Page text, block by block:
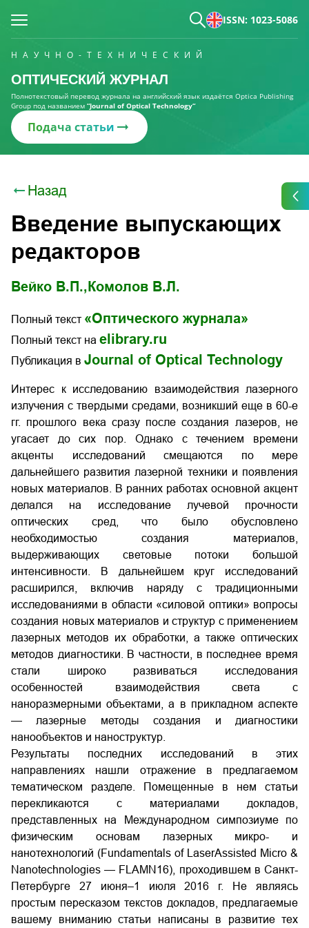
ISSN: 1023-5086
НАУЧНО-ТЕХНИЧЕСКИЙ
ОПТИЧЕСКИЙ ЖУРНАЛ
Полнотекстовый перевод журнала на английский язык издаётся Optica Publishing
Group под названием “Journal of Optical Technology“
Подача статьи
Назад
Введение выпускающих
редакторов
Вейко В.П., Комолов В.Л.
Полный текст «Оптического журнала»
Полный текст на elibrary.ru
Публикация в Journal of Optical Technology
Интерес к исследованию взаимодействия лазерного
излучения с твердыми средами, возникший еще в 60-е
гг. прошлого века сразу после создания лазеров, не
угасает до сих пор. Однако с течением времени
акценты исследований смещаются по мере
дальнейшего развития лазерной техники и появления
новых материалов. В ранних работах основной акцент
делался на исследование лучевой прочности
оптических сред, что было обусловлено
необходимостью создания материалов,
выдерживающих световые потоки большой
интенсивности. В дальнейшем круг исследований
расширился, включив наряду с традиционными
исследованиями в области «силовой оптики» вопросы
создания новых материалов и структур с применением
лазерных методов их обработки, а также оптических
методов диагностики. В частности, в последнее время
стали широко развиваться исследования
особенностей взаимодействия света с
наноразмерными объектами, а в прикладном аспекте
— лазерные методы создания и диагностики
нанообъектов и наноструктур.
Результаты последних исследований в этих
направлениях нашли отражение в предлагаемом
тематическом разделе. Помещенные в нем статьи
перекликаются с материалами докладов,
представленных на Международном симпозиуме по
физическим основам лазерных микро- и
нанотехнологий (Fundamentals of LaserAssisted Micro &
Nanotechnologies — FLAMN16), проходившем в Санкт-
Петербурге 27 июня–1 июля 2016 г. Не являясь
простым пересказом текстов докладов, предлагаемые
вашему вниманию статьи написаны в развитие тех